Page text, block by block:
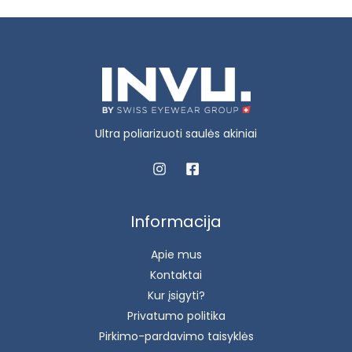
Ultra poliarizuoti saulės akiniai
Informacija
Apie mus
Kontaktai
Kur įsigyti?
Privatumo politika
Pirkimo-pardavimo taisyklės